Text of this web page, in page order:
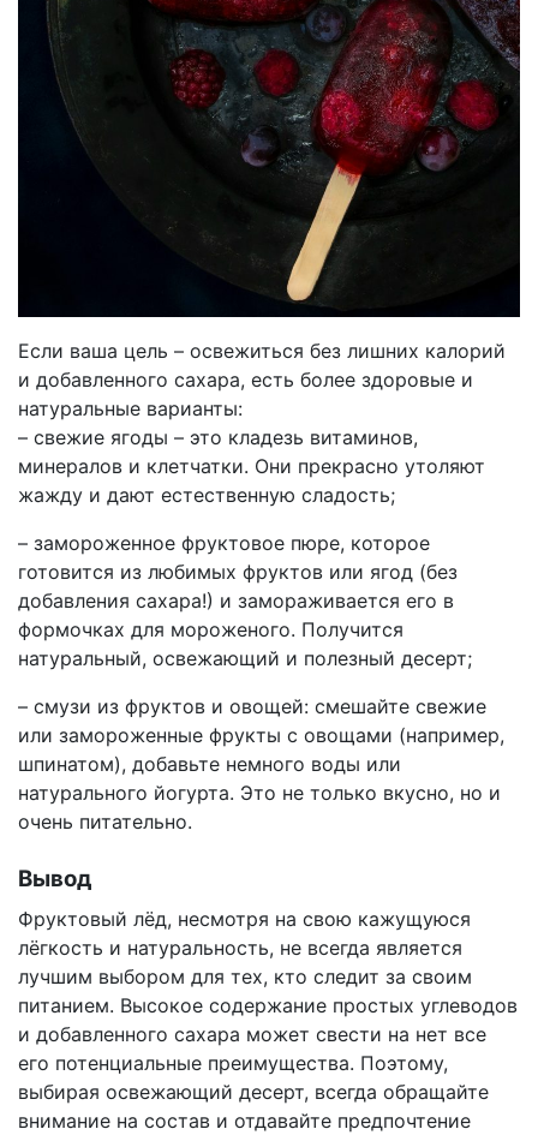
Если ваша цель – освежиться без лишних калорий
и добавленного сахара, есть более здоровые и
натуральные варианты:
– свежие ягоды – это кладезь витаминов,
минералов и клетчатки. Они прекрасно утоляют
жажду и дают естественную сладость;
– замороженное фруктовое пюре, которое
готовится из любимых фруктов или ягод (без
добавления сахара!) и замораживается его в
формочках для мороженого. Получится
натуральный, освежающий и полезный десерт;
– смузи из фруктов и овощей: смешайте свежие
или замороженные фрукты с овощами (например,
шпинатом), добавьте немного воды или
натурального йогурта. Это не только вкусно, но и
очень питательно.
Вывод
Фруктовый лёд, несмотря на свою кажущуюся
лёгкость и натуральность, не всегда является
лучшим выбором для тех, кто следит за своим
питанием. Высокое содержание простых углеводов
и добавленного сахара может свести на нет все
его потенциальные преимущества. Поэтому,
выбирая освежающий десерт, всегда обращайте
внимание на состав и отдавайте предпочтение